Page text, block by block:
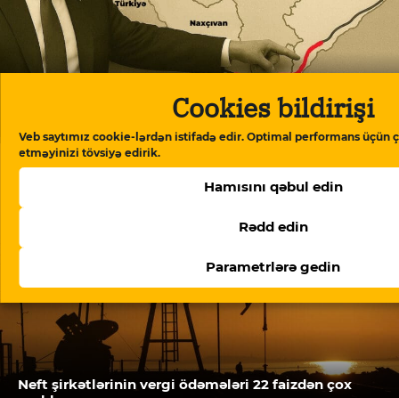
Cookies bildirişi
Veb saytımız cookie-lərdən istifadə edir. Optimal performans üçün
etməyinizi tövsiyə edirik.
Hamısını qəbul edin
Rədd edin
Parametrlərə gedin
ABŞ-nin TRIPP+ fondunun rəhbəri Ermənistanda
danışıqlar aparır: müzakirələrin detalları
Neft şirkətlərinin vergi ödəmələri 22 faizdən çox